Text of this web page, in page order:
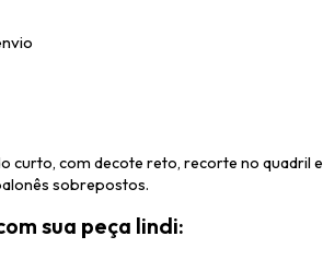
curto, com decote reto, recorte no quadril e
sobrepostos.
sua peça lindi: